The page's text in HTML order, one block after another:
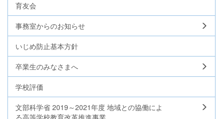
育友会
事務室からのお知らせ
いじめ防止基本方針
卒業生のみなさまへ
学校評価
文部科学省 2019～2021年度 地域との協働によ
る高等学校教育改革推進事業